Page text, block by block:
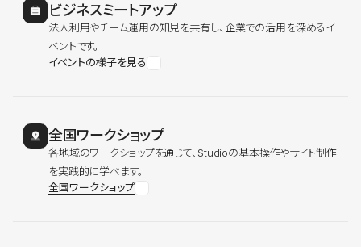
ビジネスミートアップ
法人利用やチーム運用の知見を共有し、企業での活用を深めるイ
ベントです。
イベントの様子を見る
全国ワークショップ
各地域のワークショップを通じて、Studioの基本操作やサイト制作
を実践的に学べます。
全国ワークショップ